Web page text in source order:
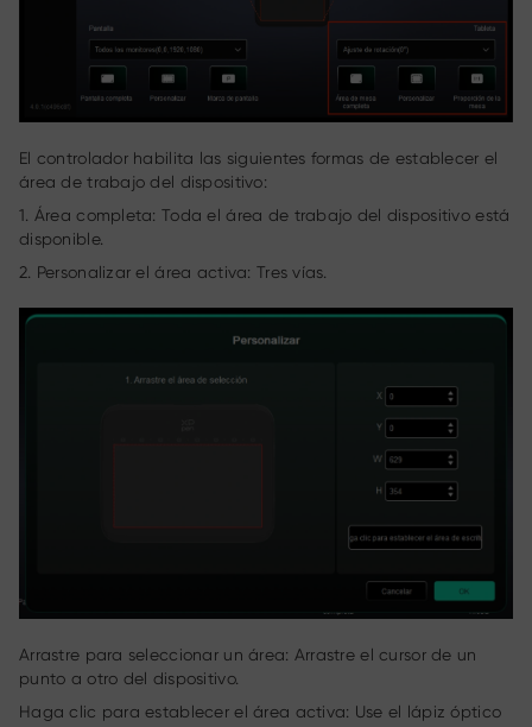
El controlador habilita las siguientes formas de establecer el
área de trabajo del dispositivo:
1. Área completa: Toda el área de trabajo del dispositivo está
disponible.
2. Personalizar el área activa: Tres vías.
Arrastre para seleccionar un área: Arrastre el cursor de un
punto a otro del dispositivo.
Haga clic para establecer el área activa: Use el lápiz óptico